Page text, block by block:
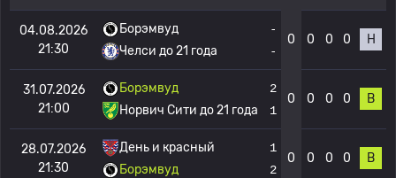
04.08.2026
21:30
Борэмвуд
Челси до 21 года
-
-
0 0 0 0 Н
31.07.2026
21:00
Борэмвуд
Норвич Сити до 21 года
2
1
0 0 0 0 В
28.07.2026
21:30
День и красный
Борэмвуд
1
2
0 0 0 0 В